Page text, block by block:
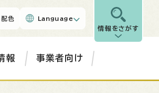
配色 Language
情報をさがす
報 事業者向け